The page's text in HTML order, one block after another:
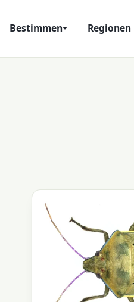
Bestimmen Regionen